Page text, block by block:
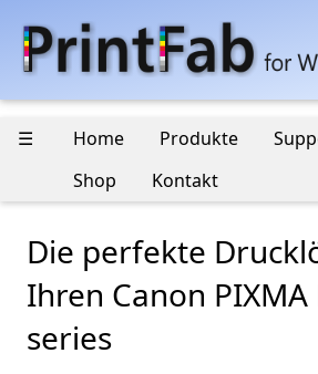
☰ Home Produkte
Shop
Kontakt
Die perfekte
Ihren Canon PIXMA
series